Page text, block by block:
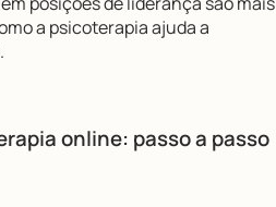
a psicoterapia ajuda a
online: passo a passo